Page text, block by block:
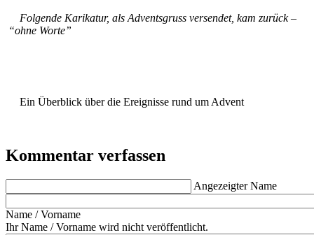
Folgende Karikatur, als Adventsgruss versendet, kam zurück –
“ohne Worte”
Ein Überblick über die Ereignisse rund um Advent
Kommentar verfassen
Angezeigter Name
Name / Vorname
Ihr Name / Vorname wird nicht veröffentlicht.